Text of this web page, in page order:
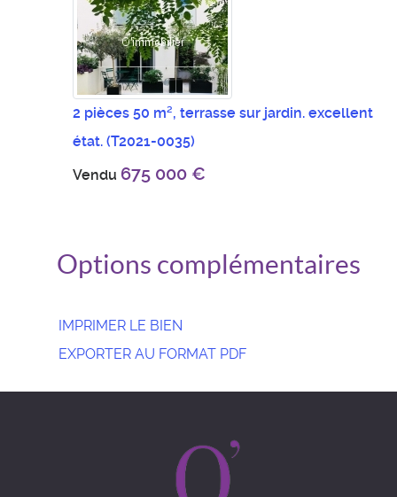
2 pièces 50 m², terrasse sur jardin. excellent
état. (T2021-0035)
Vendu 675 000 €
Options complémentaires
IMPRIMER LE BIEN
EXPORTER AU FORMAT PDF